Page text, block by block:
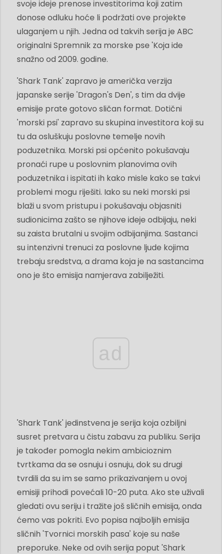
svoje ideje prenose investitorima koji zatim
donose odluku hoće li podržati ove projekte
ulaganjem u njih. Jedna od takvih serija je ABC
originalni Spremnik za morske pse 'Koja ide
snažno od 2009. godine.
'Shark Tank' zapravo je američka verzija
japanske serije 'Dragon's Den', s tim da dvije
emisije prate gotovo sličan format. Dotični
'morski psi' zapravo su skupina investitora koji su
tu da osluškuju poslovne temelje novih
poduzetnika. Morski psi općenito pokušavaju
pronaći rupe u poslovnim planovima ovih
poduzetnika i ispitati ih kako misle kako se takvi
problemi mogu riješiti. Iako su neki morski psi
blaži u svom pristupu i pokušavaju objasniti
sudionicima zašto se njihove ideje odbijaju, neki
su zaista brutalni u svojim odbijanjima. Sastanci
su intenzivni trenuci za poslovne ljude kojima
trebaju sredstva, a drama koja je na sastancima
ono je što emisija namjerava zabilježiti.
ad
'Shark Tank' jedinstvena je serija koja ozbiljni
susret pretvara u čistu zabavu za publiku. Serija
je također pomogla nekim ambicioznim
tvrtkama da se osnuju i osnuju, dok su drugi
tvrdili da su im se samo prikazivanjem u ovoj
emisiji prihodi povećali 10-20 puta. Ako ste uživali
gledati ovu seriju i tražite još sličnih emisija, onda
ćemo vas pokriti. Evo popisa najboljih emisija
sličnih 'Tvornici morskih pasa' koje su naše
preporuke. Neke od ovih serija poput 'Shark